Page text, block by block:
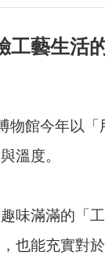
工藝生活
館今年以
溫度。
味滿滿的「
也能充實對